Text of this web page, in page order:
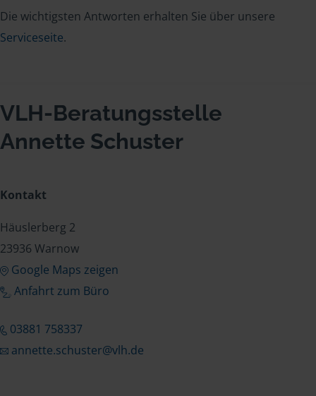
Die wichtigsten Antworten erhalten Sie über unsere
Serviceseite.
VLH-Beratungsstelle
Annette Schuster
Kontakt
Häuslerberg 2
23936 Warnow
Google Maps zeigen
Anfahrt zum Büro
03881 758337
annette.schuster@vlh.de